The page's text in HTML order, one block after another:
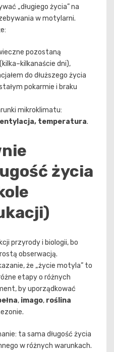
„długiego życia” na
w motylarni.
pozostaną
dni),
do dłuższego życia
pokarmie i braku
mikroklimatu:
temperatura.
życia
przyrody i biologii, bo
obserwacją.
że „życie motyla” to
etapy o różnych
by uporządkować
, imago, roślina
ta sama długość życia
w różnych warunkach.